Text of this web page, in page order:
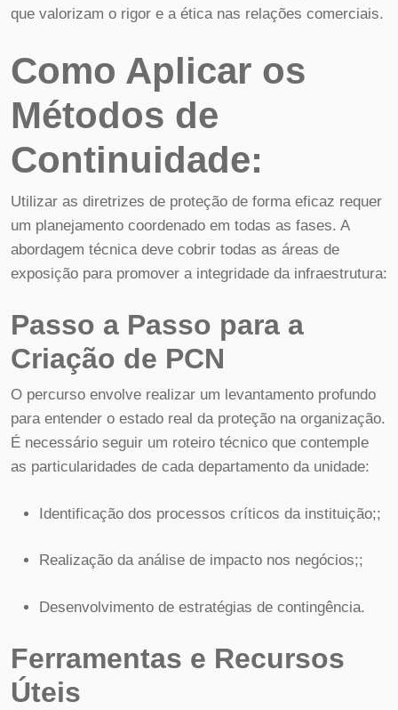
que valorizam o rigor e a ética nas relações comerciais.
Como Aplicar os
Métodos de
Continuidade:
Utilizar as diretrizes de proteção de forma eficaz requer
um planejamento coordenado em todas as fases. A
abordagem técnica deve cobrir todas as áreas de
exposição para promover a integridade da infraestrutura:
Passo a Passo para a
Criação de PCN
O percurso envolve realizar um levantamento profundo
para entender o estado real da proteção na organização.
É necessário seguir um roteiro técnico que contemple
as particularidades de cada departamento da unidade:
Identificação dos processos críticos da instituição;;
Realização da análise de impacto nos negócios;;
Desenvolvimento de estratégias de contingência.
Ferramentas e Recursos
Úteis